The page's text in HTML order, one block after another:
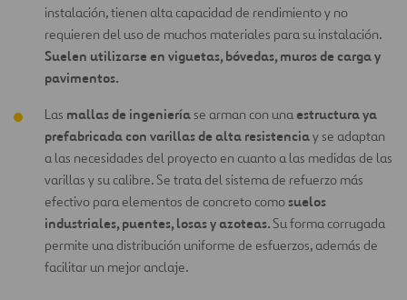
instalación, tienen alta capacidad de rendimiento y no
requieren del uso de muchos materiales para su instalación.
Suelen utilizarse en viguetas, bóvedas, muros de carga y
pavimentos.
Las mallas de ingenieríase arman con una estructura ya
prefabricada con varillas de alta resistenciay se adaptan
a las necesidades del proyecto en cuanto a las medidas de las
varillas y su calibre. Se trata del sistema de refuerzo más
efectivo para elementos de concreto comosuelos
industriales, puentes, losas y azoteas.Su forma corrugada
permite una distribución uniforme de esfuerzos, además de
facilitar un mejor anclaje.